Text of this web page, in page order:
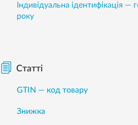
Індивідуальна ідентифікація
року
Статті
GTIN — код товару
Знижка